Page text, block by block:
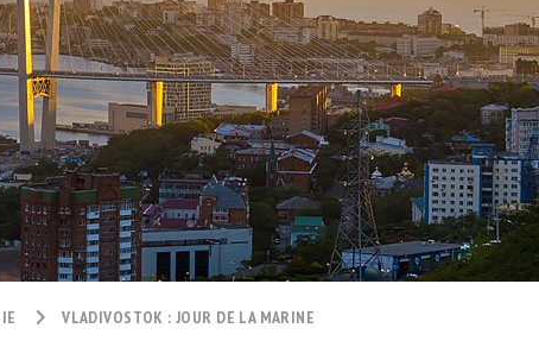
VLADIVOSTOK : JOUR DE LA MARINE